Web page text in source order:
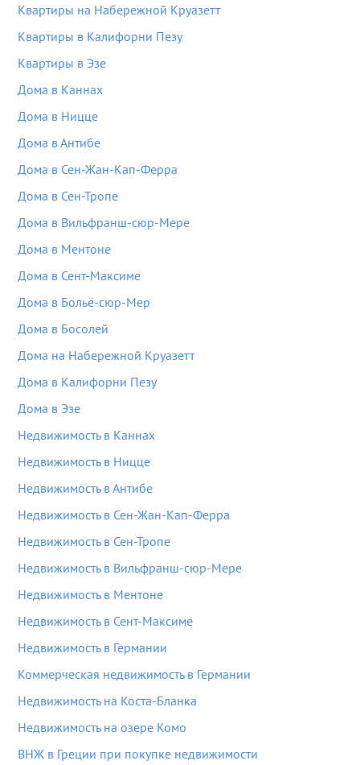
Квартиры на Набережной Круазетт
Квартиры в Калифорни Пезу
Квартиры в Эзе
Дома в Каннах
Дома в Ницце
Дома в Антибе
Дома в Сен-Жан-Кап-Ферра
Дома в Сен-Тропе
Дома в Вильфранш-сюр-Мере
Дома в Ментоне
Дома в Сент-Максиме
Дома в Больё-сюр-Мер
Дома в Босолей
Дома на Набережной Круазетт
Дома в Калифорни Пезу
Дома в Эзе
Недвижимость в Каннах
Недвижимость в Ницце
Недвижимость в Антибе
Недвижимость в Сен-Жан-Кап-Ферра
Недвижимость в Сен-Тропе
Недвижимость в Вильфранш-сюр-Мере
Недвижимость в Ментоне
Недвижимость в Сент-Максиме
Недвижимость в Германии
Коммерческая недвижимость в Германии
Недвижимость на Коста-Бланка
Недвижимость на озере Комо
ВНЖ в Греции при покупке недвижимости